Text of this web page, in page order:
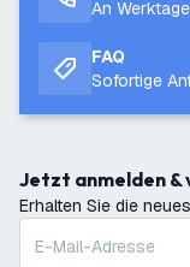
An
FAQ
Sofortige
Jetzt anmelden
Erhalten Sie die